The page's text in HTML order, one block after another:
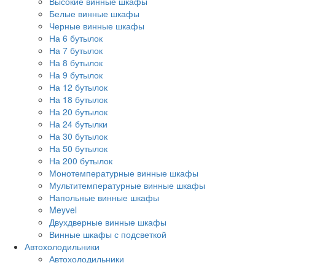
Белые винные шкафы
Черные винные шкафы
На 6 бутылок
На 7 бутылок
На 8 бутылок
На 9 бутылок
На 12 бутылок
На 18 бутылок
На 20 бутылок
На 24 бутылки
На 30 бутылок
На 50 бутылок
На 200 бутылок
Монотемпературные винные шкафы
Мультитемпературные винные шкафы
Напольные винные шкафы
Meyvel
Двухдверные винные шкафы
Винные шкафы с подсветкой
Автохолодильники
Автохолодильники